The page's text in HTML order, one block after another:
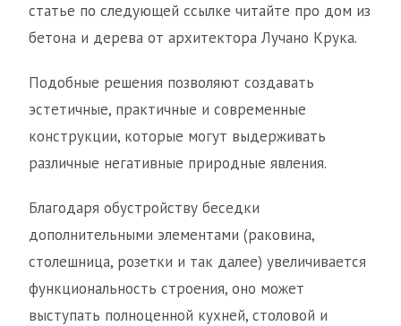
статье по следующей ссылке читайте про дом из
бетона и дерева от архитектора Лучано Крука.
Подобные решения позволяют создавать
эстетичные, практичные и современные
конструкции, которые могут выдерживать
различные негативные природные явления.
Благодаря обустройству беседки
дополнительными элементами (раковина,
столешница, розетки и так далее) увеличивается
функциональность строения, оно может
выступать полноценной кухней, столовой и